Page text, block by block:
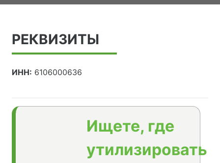
РЕКВИЗИТЫ
ИНН: 6106000636
Ищете, где
утилизировать